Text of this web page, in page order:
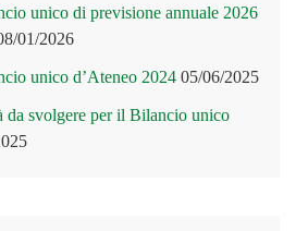
unico di previsione annuale 2026
01/2026
unico d’Ateneo 2024 05/06/2025
da svolgere per il Bilancio unico